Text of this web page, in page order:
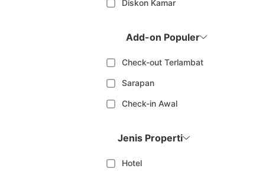
Diskon Kamar
Add-on Populer
Check-out Terlambat
Sarapan
Check-in Awal
Jenis Properti
Hotel